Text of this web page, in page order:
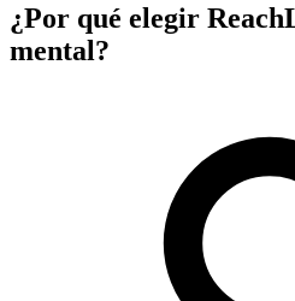
¿Por qué elegir
mental?